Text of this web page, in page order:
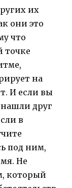
их
они это
что
точке
на
И если вы
друг
в
под ним,
Не
который